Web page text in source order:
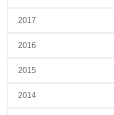
2017
2016
2015
2014